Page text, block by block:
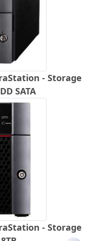
- Storage
SATA
- Storage